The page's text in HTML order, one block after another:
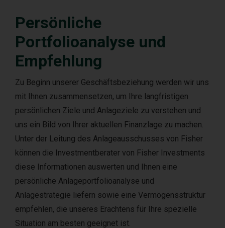
Persönliche
Portfolioanalyse und
Empfehlung
Zu Beginn unserer Geschäftsbeziehung werden wir uns
mit Ihnen zusammensetzen, um Ihre langfristigen
persönlichen Ziele und Anlageziele zu verstehen und
uns ein Bild von Ihrer aktuellen Finanzlage zu machen.
Unter der Leitung des Anlageausschusses von Fisher
können die Investmentberater von Fisher Investments
diese Informationen auswerten und Ihnen eine
persönliche Anlageportfolioanalyse und
Anlagestrategie liefern sowie eine Vermögensstruktur
empfehlen, die unseres Erachtens für Ihre spezielle
Situation am besten geeignet ist.